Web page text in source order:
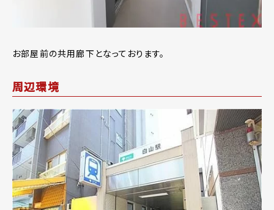
お部屋前の共用廊下となっております。
周辺環境